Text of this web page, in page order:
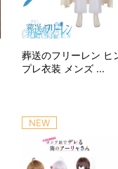
葬送のフリーレン ヒ
プレ衣装 メンズ ...
NEW